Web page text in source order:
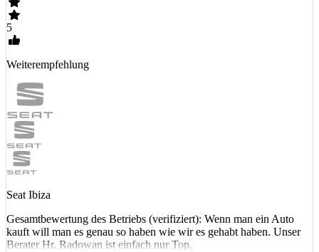
5
Weiterempfehlung
Seat Ibiza
Gesamtbewertung des Betriebs (verifiziert): Wenn man ein Auto
kauft will man es genau so haben wie wir es gehabt haben. Unser
Berater Hr. Radowan ist einfach nur Top.